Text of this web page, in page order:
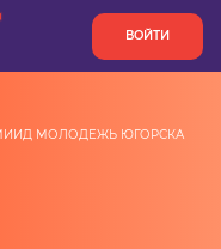
ВОЙТИ
МОЛОДЕЖЬ ЮГОРСКА